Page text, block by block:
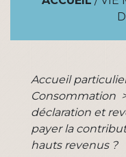
Accueil
Consommation
déclaration et
payer la
hauts revenus ?